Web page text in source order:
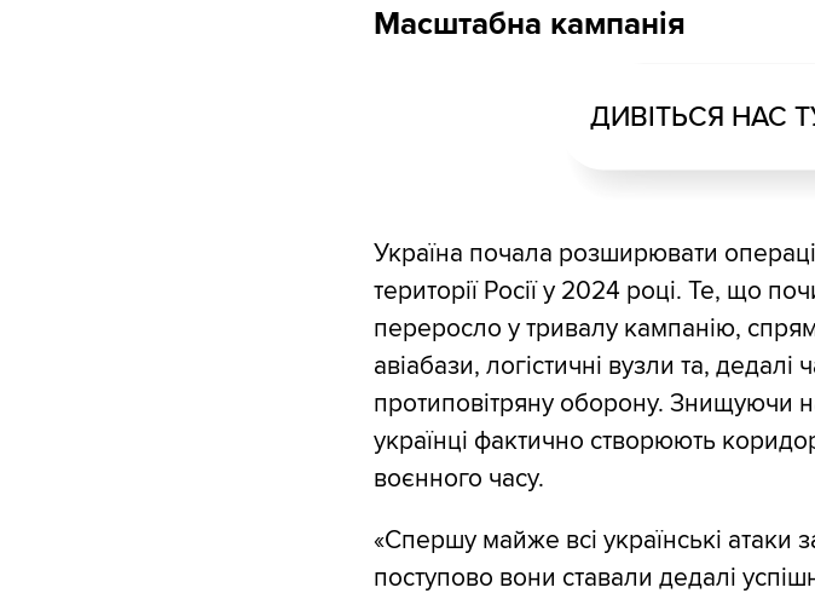
Масштабна кампанія
ДИВІТЬСЯ НАС
Україна почала розширювати
території Росії у 2024 році. Те, що
переросло у тривалу кампанію,
авіабази, логістичні вузли та, дедалі
протиповітряну оборону. Знищуючи
українці фактично створюють
воєнного часу.
«Спершу майже всі українські атаки
поступово вони ставали дедалі